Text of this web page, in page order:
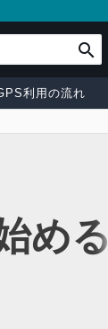
利用の流れ
める